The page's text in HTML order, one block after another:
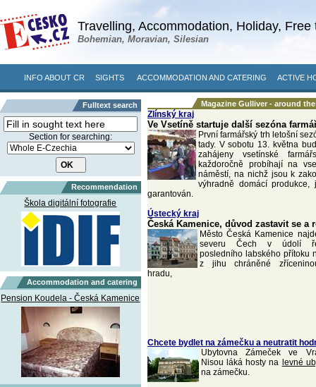
Travelling, Accommodation, Holiday, Free
Bohemian, Moravian, Silesian
INFO ABOUT CR SIGHTS ACCOMMODATION AND CATERING ACTIVE
Fulltext search
Section for searching:
Recommendation
Škola digitální fotografie
Accommodation and catering
Pension Koudela - Česká Kamenice
Magazine Gulliver - around
Zlínský kraj
Ve Vsetíně startuje další sezóna
První farmářský trh letošní
tady. V sobotu 13. května
zahájeny vsetínské
každoročně probíhají na
náměstí, na nichž jsou k
výhradně domácí produkce,
garantován.
Ústecký kraj
Česká Kamenice, důvod zastavit se a
Město Česká Kamenice
severu Čech v údolí
posledního labského přítoku
z jihu chráněné
hradu,
Chcete bydlet na zámečku a neutratit
Ubytovna Zámeček ve
Nisou láká hosty na levné
na zámečku.